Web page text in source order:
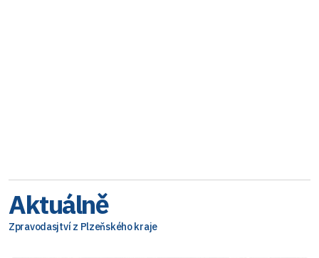
Aktuálně
Zpravodasjtví z Plzeňského kraje